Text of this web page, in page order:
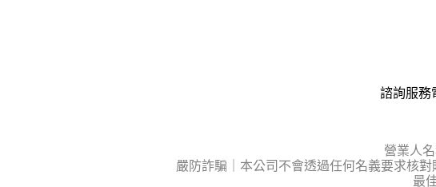
諮詢服務
營業人
嚴防詐騙｜本公司不會透過任何名義要求核
最